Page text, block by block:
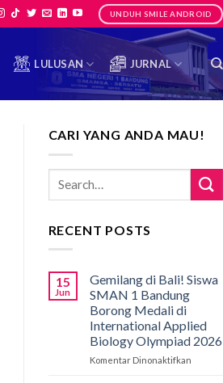
UNDUH SMILE ANDROID
LULUSAN JURNAL
CARI YANG ANDA MAU!
RECENT POSTS
15
Jun
Gemilang di Bali! Siswa
SMAN 1 Bandung
Borong Medali di
International Applied
Biology Olympiad 2026
Komentar Dinonaktifkan